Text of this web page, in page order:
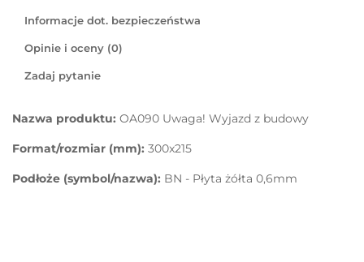
Informacje dot. bezpieczeństwa
Opinie i oceny (0)
Zadaj pytanie
Nazwa produktu: OA090 Uwaga! Wyjazd z budowy
Format/rozmiar (mm): 300x215
Podłoże (symbol/nazwa): BN - Płyta żółta 0,6mm